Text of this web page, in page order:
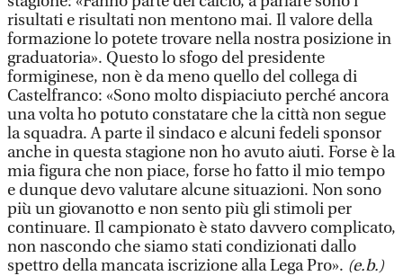
risultati e risultati non mentono mai. Il valore della
formazione lo potete trovare nella nostra posizione in
graduatoria». Questo lo sfogo del presidente
formiginese, non è da meno quello del collega di
Castelfranco: «Sono molto dispiaciuto perché ancora
una volta ho potuto constatare che la città non segue
la squadra. A parte il sindaco e alcuni fedeli sponsor
anche in questa stagione non ho avuto aiuti. Forse è la
mia figura che non piace, forse ho fatto il mio tempo
e dunque devo valutare alcune situazioni. Non sono
più un giovanotto e non sento più gli stimoli per
continuare. Il campionato è stato davvero complicato,
non nascondo che siamo stati condizionati dallo
spettro della mancata iscrizione alla Lega Pro». (e.b.)